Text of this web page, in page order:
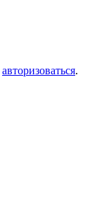
авторизоваться.